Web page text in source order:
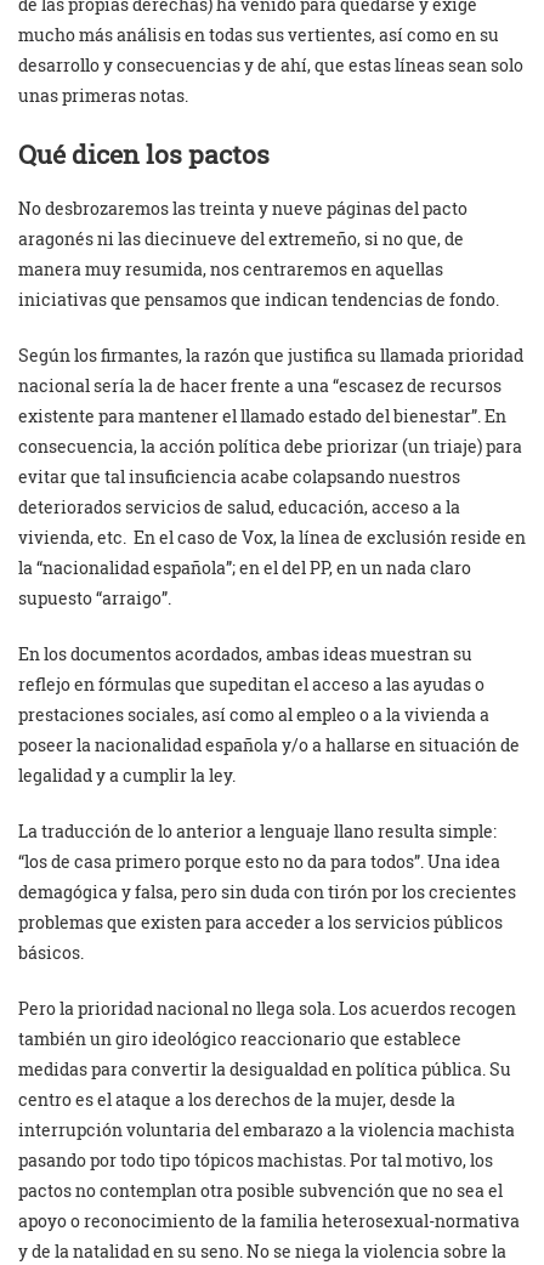
mucho más análisis en todas sus vertientes, así como en su
desarrollo y consecuencias y de ahí, que estas líneas sean solo
unas primeras notas.
Qué dicen los pactos
No desbrozaremos las treinta y nueve páginas del pacto
aragonés ni las diecinueve del extremeño, si no que, de
manera muy resumida, nos centraremos en aquellas
iniciativas que pensamos que indican tendencias de fondo.
Según los firmantes, la razón que justifica su llamada prioridad
nacional sería la de hacer frente a una “escasez de recursos
existente para mantener el llamado estado del bienestar”. En
consecuencia, la acción política debe priorizar (un triaje) para
evitar que tal insuficiencia acabe colapsando nuestros
deteriorados servicios de salud, educación, acceso a la
vivienda, etc. En el caso de Vox, la línea de exclusión reside en
la “nacionalidad española”; en el del PP, en un nada claro
supuesto “arraigo”.
En los documentos acordados, ambas ideas muestran su
reflejo en fórmulas que supeditan el acceso a las ayudas o
prestaciones sociales, así como al empleo o a la vivienda a
poseer la nacionalidad española y/o a hallarse en situación de
legalidad y a cumplir la ley.
La traducción de lo anterior a lenguaje llano resulta simple:
“los de casa primero porque esto no da para todos”. Una idea
demagógica y falsa, pero sin duda con tirón por los crecientes
problemas que existen para acceder a los servicios públicos
básicos.
Pero la prioridad nacional no llega sola. Los acuerdos recogen
también un giro ideológico reaccionario que establece
medidas para convertir la desigualdad en política pública. Su
centro es el ataque a los derechos de la mujer, desde la
interrupción voluntaria del embarazo a la violencia machista
pasando por todo tipo tópicos machistas. Por tal motivo, los
pactos no contemplan otra posible subvención que no sea el
apoyo o reconocimiento de la familia heterosexual-normativa
y de la natalidad en su seno. No se niega la violencia sobre la